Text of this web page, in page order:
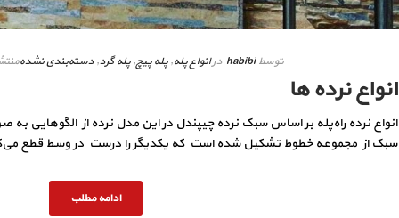
توسط habibi درانواع پله,پله پیچ,پله گرد,دسته‌بندی نشده
انواع نرده ها
انواع نرده راه‌پله بر اساس سبک نرده چیپندل در این مدل نرده از الگوهایی
سبک از مجموعه خطوط تشکیل شده است که یکدیگر را درست در وسط قطع
ادامه مطلب